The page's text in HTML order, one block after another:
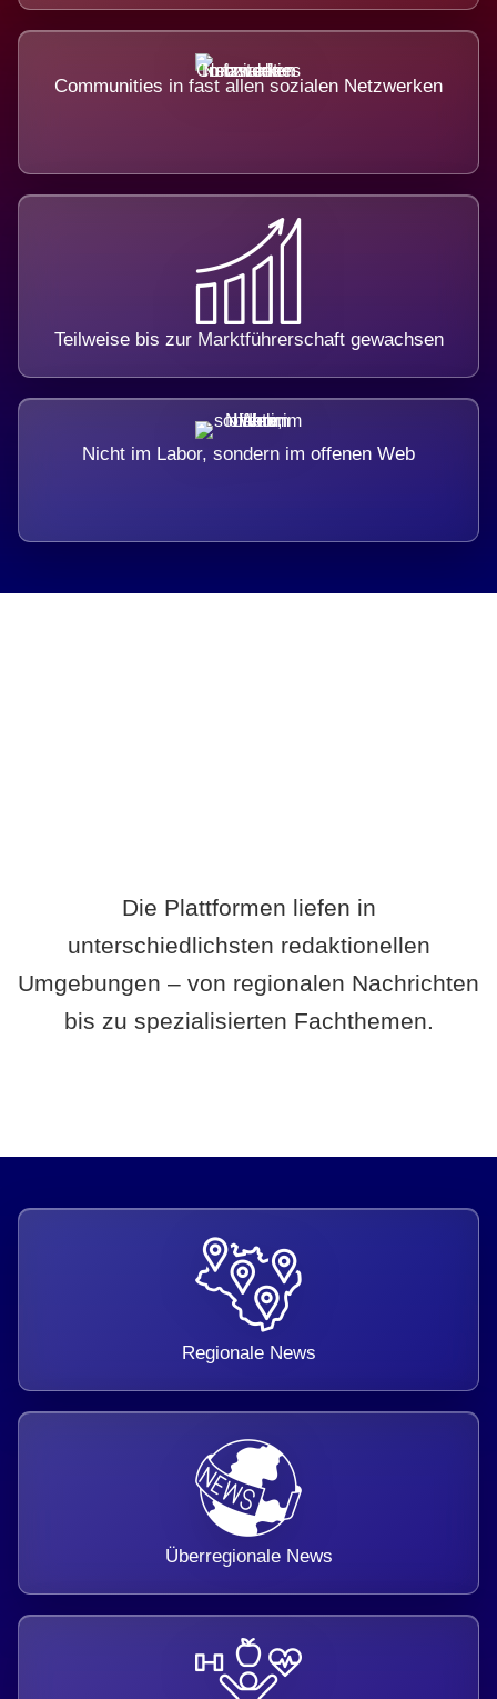
Communities in fast allen sozialen Netzwerken
Teilweise bis zur Marktführerschaft gewachsen
Nicht im Labor, sondern im offenen Web
Die Plattformen liefen in
unterschiedlichsten redaktionellen
Umgebungen – von regionalen Nachrichten
bis zu spezialisierten Fachthemen.
Regionale News
Überregionale News